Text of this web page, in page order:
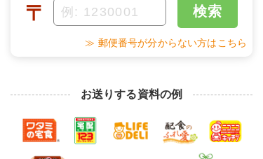
〒 検索
≫ 郵便番号が分からない方はこちら
お送りする資料の例